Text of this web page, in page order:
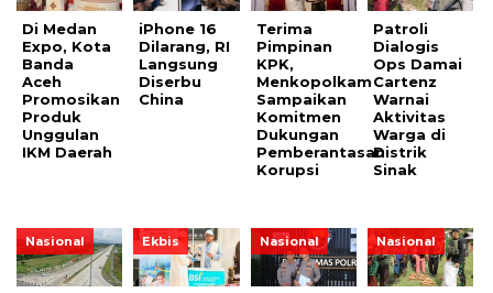
Di Medan
Expo, Kota
Banda
Aceh
Promosikan
Produk
Unggulan
IKM Daerah
iPhone 16
Dilarang, RI
Langsung
Diserbu
China
Terima
Pimpinan
KPK,
Menkopolkam
Sampaikan
Komitmen
Dukungan
Pemberantasan
Korupsi
Patroli
Dialogis
Ops Damai
Cartenz
Warnai
Aktivitas
Warga di
Distrik
Sinak
Nasional Ekbis Nasional Nasional